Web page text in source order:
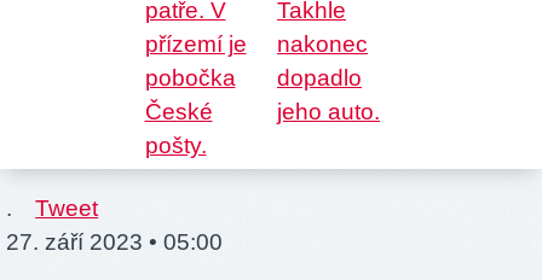
.
Tweet
27. září 2023 • 05:00